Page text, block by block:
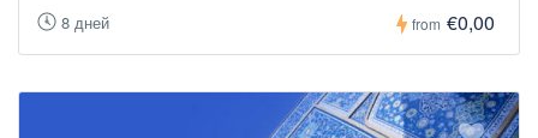
8 дней from €0,00